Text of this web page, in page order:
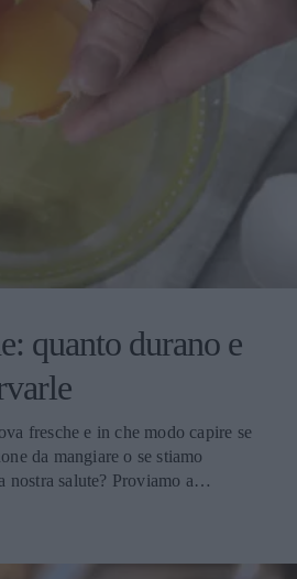
quanto durano e
fresche e in che modo capire se
da mangiare o se stiamo
nostra salute? Proviamo a